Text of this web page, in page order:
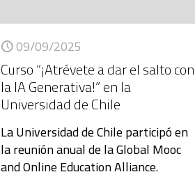
09/09/2025
Curso “¡Atrévete a dar el salto con
la IA Generativa!” en la
Universidad de Chile
La Universidad de Chile participó en
la reunión anual de la Global Mooc
and Online Education Alliance.